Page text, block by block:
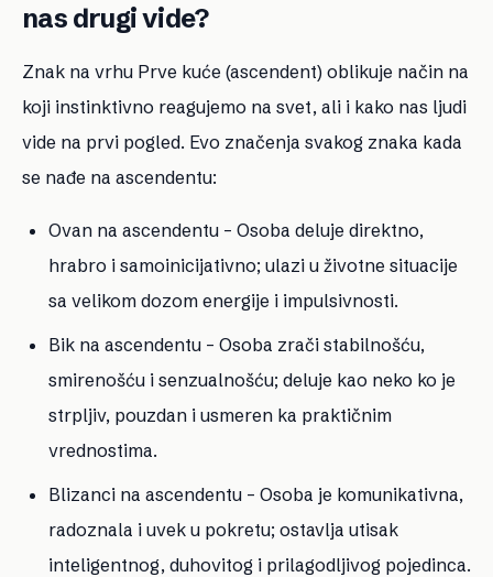
nas drugi vide?
Znak na vrhu Prve kuće (ascendent) oblikuje način na
koji instinktivno reagujemo na svet, ali i kako nas ljudi
vide na prvi pogled. Evo značenja svakog znaka kada
se nađe na ascendentu:
Ovan na ascendentu – Osoba deluje direktno,
hrabro i samoinicijativno; ulazi u životne situacije
sa velikom dozom energije i impulsivnosti.
Bik na ascendentu – Osoba zrači stabilnošću,
smirenošću i senzualnošću; deluje kao neko ko je
strpljiv, pouzdan i usmeren ka praktičnim
vrednostima.
Blizanci na ascendentu – Osoba je komunikativna,
radoznala i uvek u pokretu; ostavlja utisak
inteligentnog, duhovitog i prilagodljivog pojedinca.